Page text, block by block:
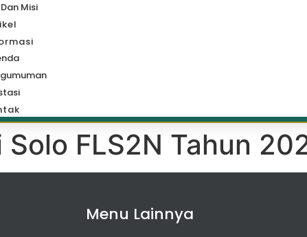
Misi
FLS2N Tahun
Menu Lainnya